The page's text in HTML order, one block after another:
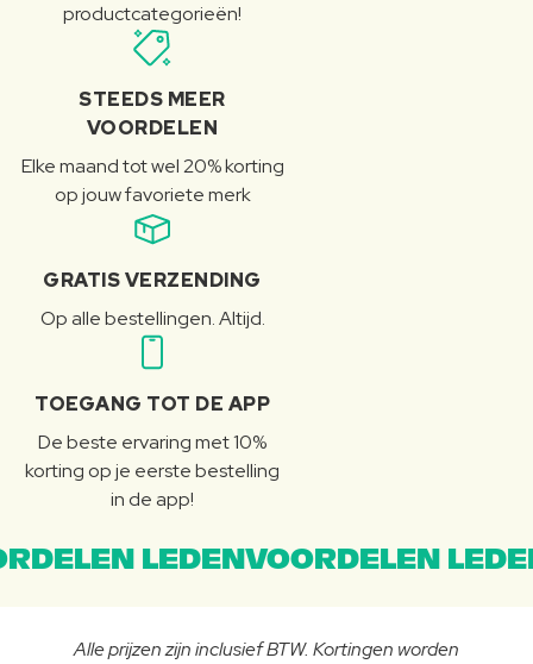
productcategorieën!
STEEDS MEER
VOORDELEN
Elke maand tot wel 20% korting
op jouw favoriete merk
GRATIS VERZENDING
Op alle bestellingen. Altijd.
TOEGANG TOT DE APP
De beste ervaring met 10%
korting op je eerste bestelling
in de app!
LEDENVOORDELEN
Alle prijzen zijn inclusief BTW. Kortingen worden